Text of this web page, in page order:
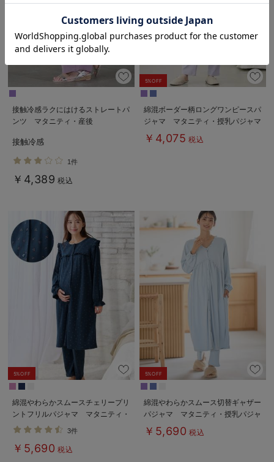
接触冷感ラクにはけるストレートパ
ンツ マタニティ・産後
接触冷感
1件
￥4,389 税込
5%OFF
綿混ボーダー柄ロングワンピースパ
ジャマ マタニティ・授乳パジャマ
【出産後も長く使える】fairy（フェ
アリー）
￥4,075 税込
5%OFF
綿混やわらかスムースチェリープリ
ントフリルパジャマ マタニティ・
授乳パジャマ【出産後も長く使え
3件
￥5,690 税込
5%OFF
綿混やわらかスムース切替ギャザー
パジャマ マタニティ・授乳パジャ
マ【出産後も長く使える】
￥5,690 税込
お気に入り商品を確認する